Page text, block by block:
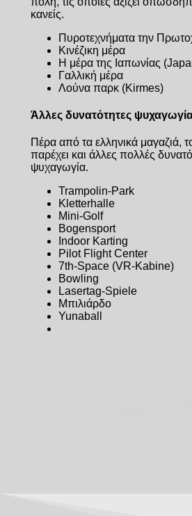
κανείς.
Πυροτεχνήματα την
Κινέζικη μέρα
Η μέρα της Ιαπωνίας
Γαλλική μέρα
Λούνα παρκ (Kirmes)
Άλλες δυνατότητες
Πέρα από τα ελληνικά μαγαζιά,
παρέχει και άλλες πολλές
ψυχαγωγία.
Trampolin-Park
Kletterhalle
Mini-Golf
Bogensport
Indoor Karting
Pilot Flight Center
7th-Space (VR-Kabine)
Bowling
Lasertag-Spiele
Μπιλιάρδο
Yunaball